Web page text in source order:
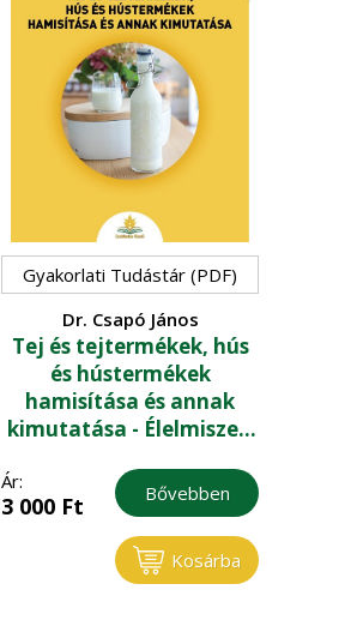
Gyakorlati Tudástár (PDF)
Dr. Csapó János
Tej és tejtermékek, hús
és hústermékek
hamisítása és annak
kimutatása - Élelmiszer-
Ár:
3 000 Ft Bővebben
Kosárba